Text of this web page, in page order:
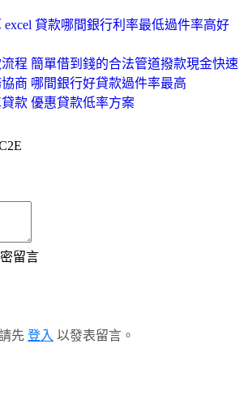
excel 貸款哪間銀行利率最低過件率高好
程 簡單借到錢的合法管道撥款現金快速
商 哪間銀行好貸款過件率最高
款 優惠貸款低率方案
留言
先 登入 以發表留言。